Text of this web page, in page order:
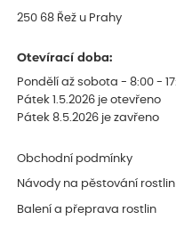
250 68 Řež u Prahy
Otevírací doba:
Pondělí až sobota - 8:00 -
Pátek 1.5.2026 je otevřeno
Pátek 8.5.2026 je zavřeno
Obchodní podmínky
Návody na pěstování rostlin
Balení a přeprava rostlin